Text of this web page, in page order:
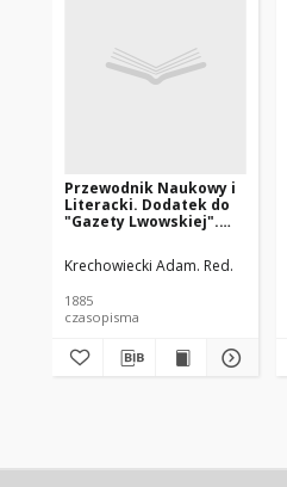
Przewodnik Naukowy i
Literacki. Dodatek do
"Gazety Lwowskiej".
Krechowiecki Adam. Red.
1885
czasopisma